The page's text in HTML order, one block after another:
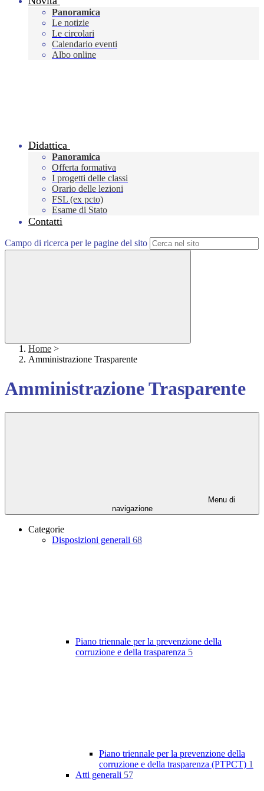
Panoramica
Le notizie
Le circolari
Calendario eventi
Albo online
Didattica
Panoramica
Offerta formativa
I progetti delle classi
Orario delle lezioni
FSL (ex pcto)
Esame di Stato
Contatti
Campo di ricerca per le pagine del sito
Home >
Amministrazione Trasparente
Amministrazione Trasparente
Menu di
navigazione
Categorie
Disposizioni generali 68
Piano triennale per la prevenzione della
corruzione e della trasparenza 5
Piano triennale per la prevenzione della
corruzione e della trasparenza (PTPCT) 1
Atti generali 57